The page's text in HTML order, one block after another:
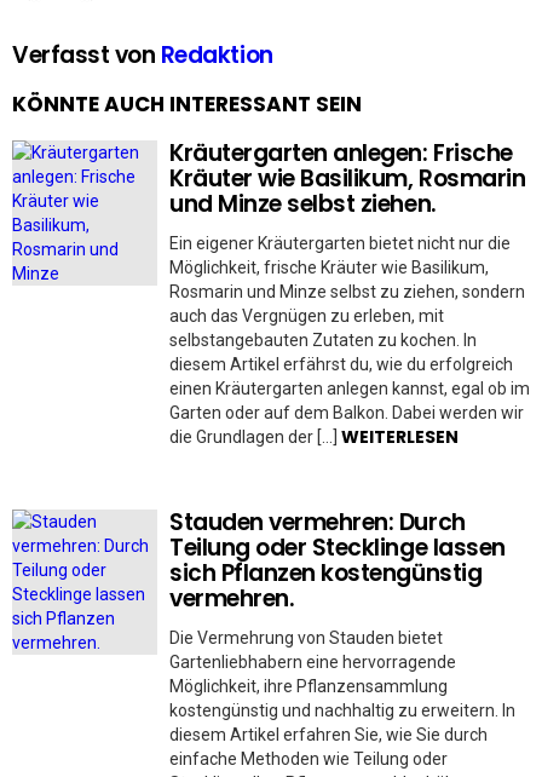
Verfasst von Redaktion
KÖNNTE AUCH INTERESSANT SEIN
Kräutergarten anlegen: Frische
Kräuter wie Basilikum, Rosmarin
und Minze selbst ziehen.
Ein eigener Kräutergarten bietet nicht nur die
Möglichkeit, frische Kräuter wie Basilikum,
Rosmarin und Minze selbst zu ziehen, sondern
auch das Vergnügen zu erleben, mit
selbstangebauten Zutaten zu kochen. In
diesem Artikel erfährst du, wie du erfolgreich
einen Kräutergarten anlegen kannst, egal ob im
Garten oder auf dem Balkon. Dabei werden wir
die Grundlagen der […] WEITERLESEN
Stauden vermehren: Durch
Teilung oder Stecklinge lassen
sich Pflanzen kostengünstig
vermehren.
Die Vermehrung von Stauden bietet
Gartenliebhabern eine hervorragende
Möglichkeit, ihre Pflanzensammlung
kostengünstig und nachhaltig zu erweitern. In
diesem Artikel erfahren Sie, wie Sie durch
einfache Methoden wie Teilung oder